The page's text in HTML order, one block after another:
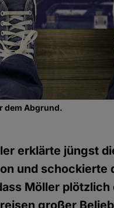
dem Abgrund.
erklärte jüngst
und schockierte
Möller